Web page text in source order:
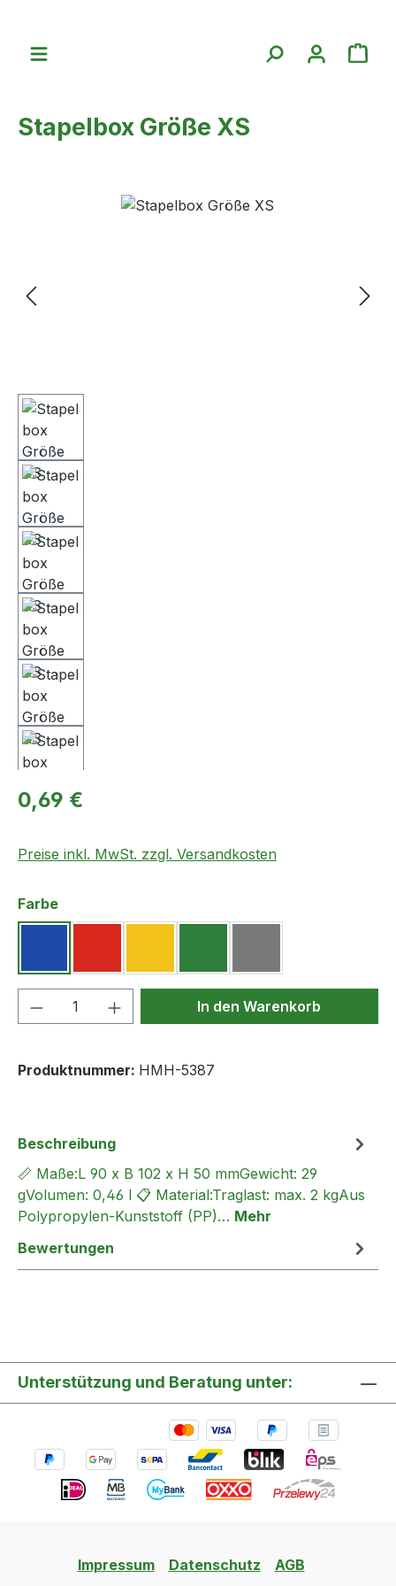
Stapelbox Größe XS
Bildergalerie überspringen
Regulärer Preis:
0,69 €
Preise inkl. MwSt. zzgl. Versandkosten
Farbeauswählen
Produkt Anzahl: Gib denIn den Warenkorb
Produktnummer: HMH-5387
Beschreibung
📏 Maße:L 90 x B 102 x H 50 mmGewicht: 29
gVolumen: 0,46 l 📋 Material:Traglast: max. 2 kgAus
Polypropylen-Kunststoff (PP)… Mehr
Bewertungen
Unterstützung und Beratung unter:
Impressum Datenschutz AGB